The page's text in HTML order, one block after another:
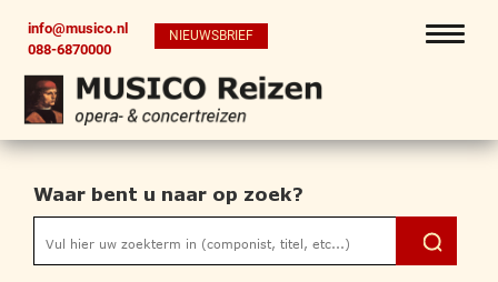
info@musico.nl
088-6870000
NIEUWSBRIEF
Waar bent u naar op zoek?